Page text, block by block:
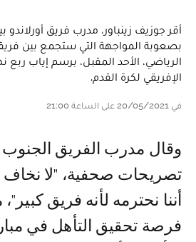
أقر جوزيف زينباور، مدرب فريق أورلاندو
بصعوبة المواجهة التي ستجمع بين
الرياضي، الأحد المقبل، برسم إياب ربع
الإفريقي لكرة القدم.
في 20/05/2021 على الساعة 21:00
وقال مدرب الفريق الجنوب افريقي في
تصريحات صحفية، "لا نخاف
أننا نحترمه لأنه فريق كبير"،
فرصة تحقيق التأهل في